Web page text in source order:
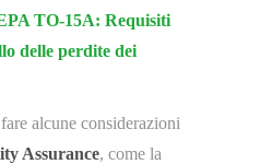
TO-15A: Requisiti
delle perdite dei
alcune considerazioni
Assurance, come la